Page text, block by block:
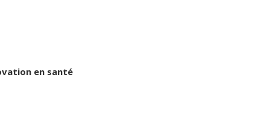
en santé